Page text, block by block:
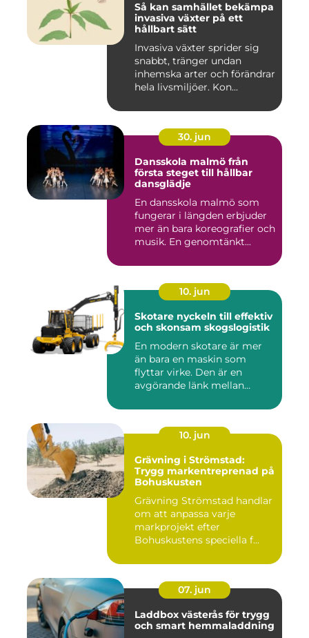
Så kan samhället bekämpa
invasiva växter på ett
hållbart sätt
Invasiva växter sprider sig
snabbt, tränger undan
inhemska arter och förändrar
hela livsmiljöer. Kon...
30. jun
Dansskola malmö från
första steget till hållbar
dansglädje
En dansskola malmö som
fungerar i längden erbjuder
mer än bara koreografier och
musik. En genomtänkt...
10. jun
Skotare nyckeln till effektiv
och skonsam skogslogistik
En modern skotare är mer
än bara en maskin som
flyttar virke. Den är en
avgörande länk mellan
10. jun
Grävning i Strömstad:
Trygg markentreprenad på
Bohuskusten
Grävning Strömstad handlar
om att anpassa varje
markprojekt efter
Bohuskustens speciella f...
07. jun
Laddbox västerås för trygg
och smart hemmaladdning